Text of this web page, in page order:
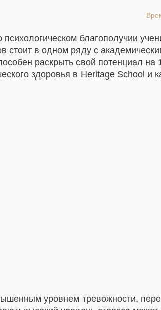
благополучии
стоит в одном ряду с
раскрыть свой потенциал на
здоровья в Heritage School и
уровнем тревожности,